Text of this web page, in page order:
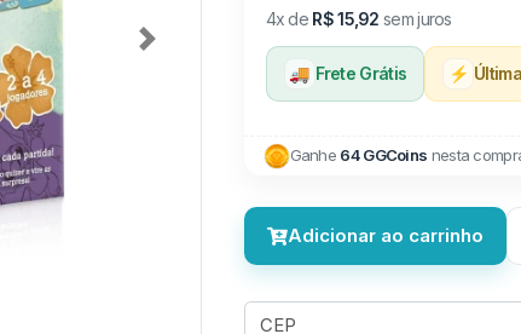
Next
4x de R$ 15,92 sem juros
🚚 Frete Grátis ⚡
Ganhe 64 GGCoins nesta
Adicionar ao carrinho